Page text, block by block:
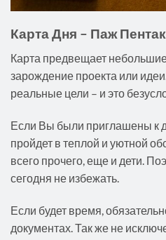
Карта Дня – Паж
Карта предвещает
зарождение проекта или
реальные цели – и это
Если Вы были приглашены к
пройдет в теплой и уютной
всего прочего, еще и дети.
сегодня не избежать.
Если будет время,
документах. Так же не